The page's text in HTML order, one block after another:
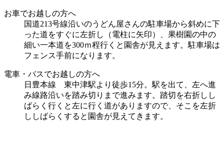
お車でお越しの方へ
国道213号線沿いのうどん屋さんの駐車場から斜めに下
った道をすぐに左折し（電柱に矢印）、果樹園の中の
細い一本道を300ｍ程行くと園舎が見えます。駐車場は
フェンス手前になります。
電車・バスでお越しの方へ
日豊本線 東中津駅より徒歩15分。駅を出て、左へ進
み線路沿いを踏み切りまで進みます。踏切を右折しし
ばらく行くと左に行く道がありますので、そこを左折
ししばらくすると園舎が見えてきます。